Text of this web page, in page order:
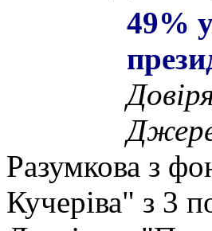
49%
Разумкова з
Кучеріва" з 3